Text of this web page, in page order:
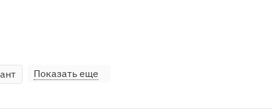
Показать еще